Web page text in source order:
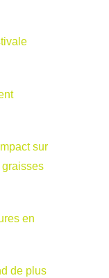
sur
graisses
en
de plus